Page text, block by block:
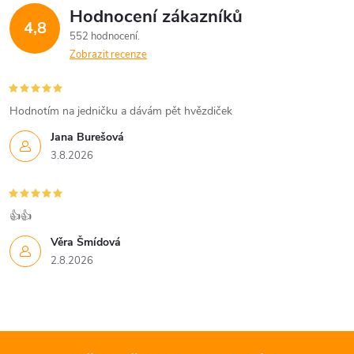
4,8 Hodnocení zákazníků
552 hodnocení
Zobrazit recenze
Jana Burešová
3.8.2026
Hodnotím na jedničku a dávám pět hvězdiček
Věra Šmídová
2.8.2026
👍👍